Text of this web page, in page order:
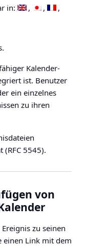
in:
Kalender-
ist. Benutzer
ein einzelnes
zu ihren
5545).
von
zu seinen
einen Link mit dem